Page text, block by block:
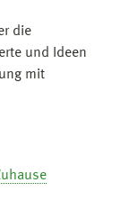
die
und Ideen
mit